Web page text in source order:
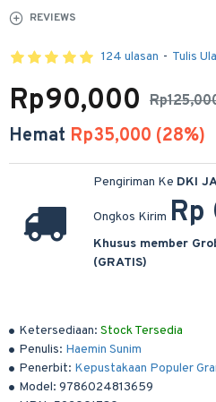
REVIEWS
Ketersediaan: Stock Tersedia
Penulis: Haemin Sunim
Penerbit: Kepustakaan Populer
Model: 9786024813659
124 ulasan - Tulis
Rp90,000
Hemat Rp35,000 (28%)
Pengiriman Ke DKI
Ongkos Kirim Rp
Khusus member
(GRATIS)